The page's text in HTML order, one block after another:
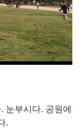
눈부시다. 공원에
.